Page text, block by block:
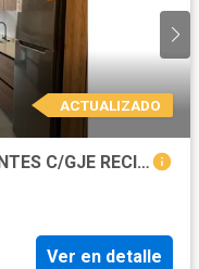
ACTUALIZADO
VENTA/ CHALET EN PH 4 AMBIENTES C/GJE RECICLADO/ MAR DEL PLATA
Ver en detalle